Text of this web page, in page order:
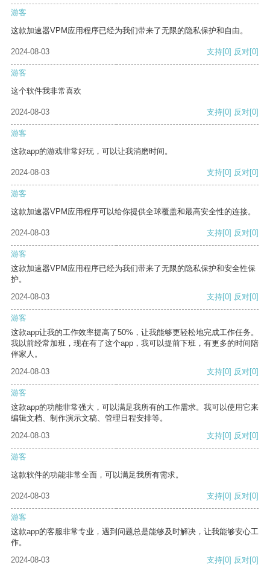
游客
这款加速器VPM应用程序已经为我们带来了无限的隐私保护和自由。
2024-08-03 支持[0] 反对[0]
游客
这个软件我非常喜欢
2024-08-03 支持[0] 反对[0]
游客
这款app的游戏非常好玩，可以让我消磨时间。
2024-08-03 支持[0] 反对[0]
游客
这款加速器VPM应用程序可以给你提供全球覆盖和最高安全性的连接。
2024-08-03 支持[0] 反对[0]
游客
这款加速器VPM应用程序已经为我们带来了无限的隐私保护和安全性保
护。
2024-08-03
支持[0] 反对[0]
游客
这款app让我的工作效率提高了50%，让我能够更轻松地完成工作任务。
我以前经常加班，现在有了这个app，我可以提前下班，有更多的时间陪
伴家人。
2024-08-03
支持[0] 反对[0]
游客
这款app的功能非常强大，可以满足我所有的工作需求。我可以使用它来
编辑文档、制作演示文稿、管理日程安排等。
2024-08-03
支持[0] 反对[0]
游客
这款软件的功能非常全面，可以满足我所有需求。
2024-08-03 支持[0] 反对[0]
游客
这款app的客服非常专业，遇到问题总是能够及时解决，让我能够安心工
作。
2024-08-03
支持[0] 反对[0]